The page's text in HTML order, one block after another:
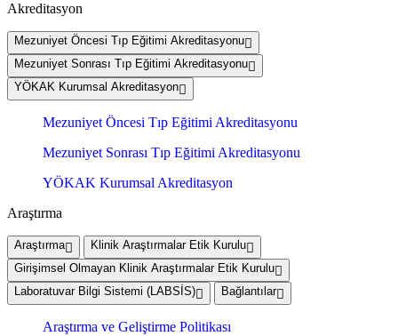
Akreditasyon
Mezuniyet Öncesi Tıp Eğitimi Akreditasyonu
Mezuniyet Sonrası Tıp Eğitimi Akreditasyonu
YÖKAK Kurumsal Akreditasyon
Mezuniyet Öncesi Tıp Eğitimi Akreditasyonu
Mezuniyet Sonrası Tıp Eğitimi Akreditasyonu
YÖKAK Kurumsal Akreditasyon
Araştırma
Araştırma
Klinik Araştırmalar Etik Kurulu
Girişimsel Olmayan Klinik Araştırmalar Etik Kurulu
Laboratuvar Bilgi Sistemi (LABSİS)
Bağlantılar
Araştırma ve Geliştirme Politikası